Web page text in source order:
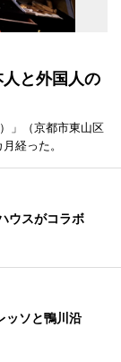
と外国人の
」（京都市東山区
経った。
ウスがコラボ
ッソと鴨川沿